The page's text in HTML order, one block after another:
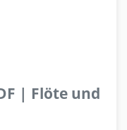
| Flöte und